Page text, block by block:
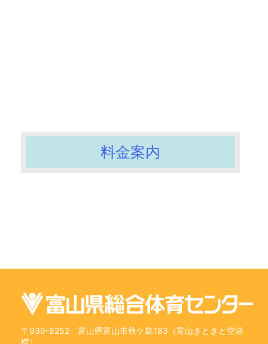
料金案内
〒939-8252 富山県富山市秋ケ島183（富山きときと空港